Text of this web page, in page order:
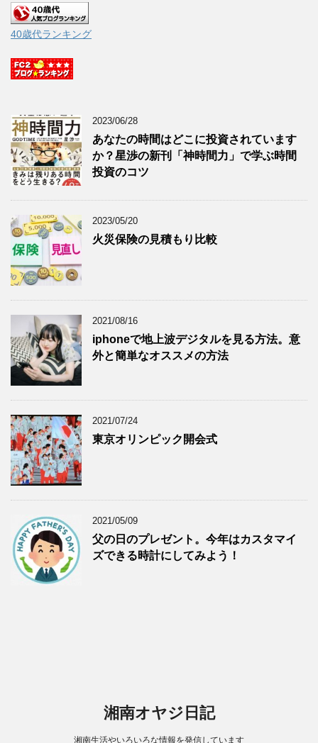
40歳代ランキング
2023/06/28
あなたの時間はどこに投資されています
か？星渉の新刊「神時間力」で学ぶ時間
投資のコツ
2023/05/20
火災保険の見積もり比較
2021/08/16
iphoneで地上波デジタルを見る方法。意
外と簡単なオススメの方法
2021/07/24
東京オリンピック開会式
2021/05/09
父の日のプレゼント。今年はカスタマイ
ズできる時計にしてみよう！
湘南オヤジ日記
湘南生活やいろいろな情報を発信しています